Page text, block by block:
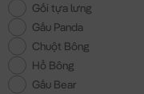
Gối tựa lưng
Gấu Panda
Chuột Bông
Hổ Bông
Gấu Bear